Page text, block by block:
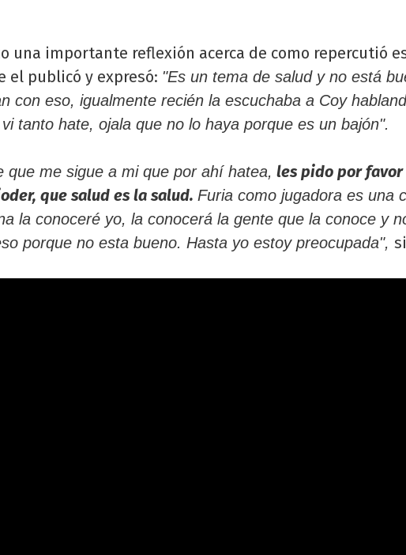
una importante reflexión acerca de como repercutió
el publicó y expresó: "Es un tema de salud y no está
con eso, igualmente recién la escuchaba a Coy
tanto hate, ojala que no lo haya porque es un bajón".
que me sigue a mi que por ahí hatea, les pido por favor
que salud es la salud. Furia como jugadora es una
la conoceré yo, la conocerá la gente que la conoce y
porque no esta bueno. Hasta yo estoy preocupada",